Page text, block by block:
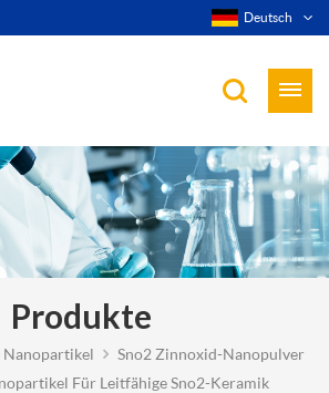
Deutsch
Produkte
Nanopartikel
Sno2 Zinnoxid-Nanopulver
Für Leitfähige Sno2-Keramik